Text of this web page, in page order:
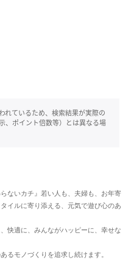
れているため、検索結果が実際の
、ポイント倍数等）とは異なる場
ないカチ』若い人も、夫婦も、お年寄
イルに寄り添える、元気で遊び心のあ
快適に、みんながハッピーに、幸せな
るモノづくりを追求し続けます。